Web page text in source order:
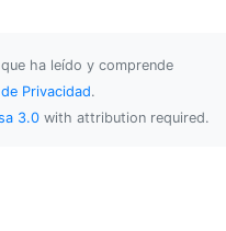
ha leído y comprende
Privacidad.
3.0 with attribution required.